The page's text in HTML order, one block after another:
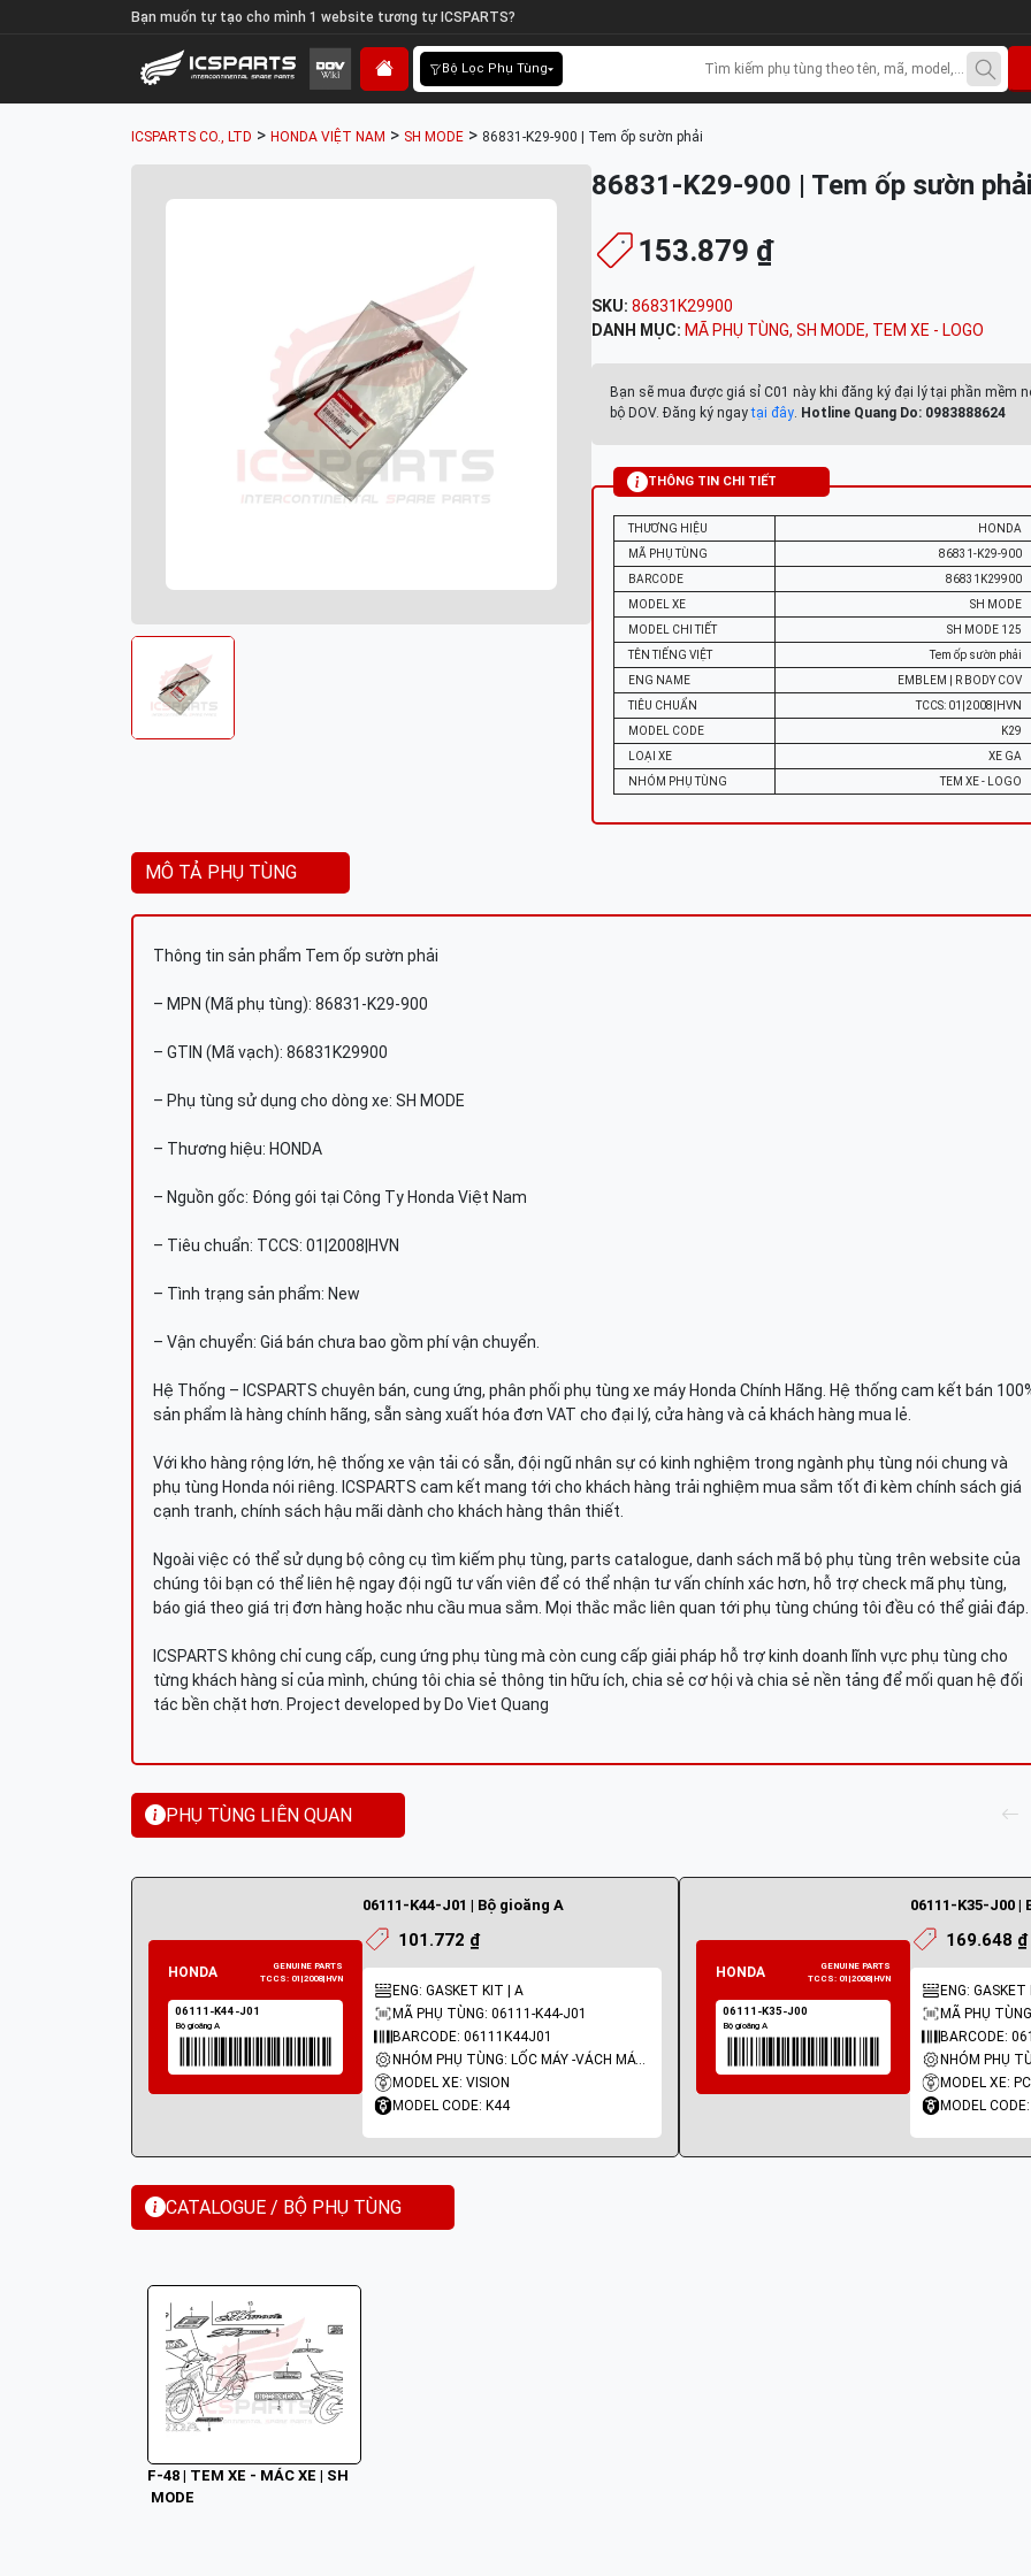
Bạn muốn tự tạo cho mình 1 website tương tự ICSPARTS?
Bộ Lọc Phụ Tùng
ICSPARTS CO., LTD > HONDA VIỆT NAM > SH MODE > 86831-K29-900 | Tem ốp sườn phải
86831-K29-900 | Tem ốp sườn phải
153.879 ₫
SKU: 86831K29900
DANH MỤC: MÃ PHỤ TÙNG, SH MODE, TEM XE - LOGO
Bạn sẽ mua được giá sỉ C01 này khi đăng ký đại lý tại phần mềm
bộ DOV. Đăng ký ngaytại đây. Hotline Quang Do: 0983888624
THÔNG TIN CHI TIẾT
THƯƠNG HIỆU
HONDA
MÃ PHỤ TÙNG
86831-K29-900
BARCODE
86831K29900
MODEL XE
SH MODE
MODEL CHI TIẾT
SH MODE 125
TÊN TIẾNG VIỆT
Tem ốp sườn phải
ENG NAME
EMBLEM | R BODY COV
TIÊU CHUẨN
TCCS: 01|2008|HVN
MODEL CODE
K29
LOẠI XE
XE GA
NHÓM PHỤ TÙNG
TEM XE - LOGO
MÔ TẢ PHỤ TÙNG
Thông tin sản phẩm Tem ốp sườn phải
– MPN (Mã phụ tùng): 86831-K29-900
– GTIN (Mã vạch): 86831K29900
– Phụ tùng sử dụng cho dòng xe: SH MODE
– Thương hiệu: HONDA
– Nguồn gốc: Đóng gói tại Công Ty Honda Việt Nam
– Tiêu chuẩn: TCCS: 01|2008|HVN
– Tình trạng sản phẩm: New
– Vận chuyển: Giá bán chưa bao gồm phí vận chuyển.
Hệ Thống – ICSPARTS chuyên bán, cung ứng, phân phối phụ tùng xe máy Honda Chính Hãng. Hệ thống cam kết bán
sản phẩm là hàng chính hãng, sẵn sàng xuất hóa đơn VAT cho đại lý, cửa hàng và cả khách hàng mua lẻ.
Với kho hàng rộng lớn, hệ thống xe vận tải có sẵn, đội ngũ nhân sự có kinh nghiệm trong ngành phụ tùng nói chung và
phụ tùng Honda nói riêng. ICSPARTS cam kết mang tới cho khách hàng trải nghiệm mua sắm tốt đi kèm chính sách giá
cạnh tranh, chính sách hậu mãi dành cho khách hàng thân thiết.
Ngoài việc có thể sử dụng bộ công cụ tìm kiếm phụ tùng, parts catalogue, danh sách mã bộ phụ tùng trên website của
chúng tôi bạn có thể liên hệ ngay đội ngũ tư vấn viên để có thể nhận tư vấn chính xác hơn, hỗ trợ check mã phụ tùng,
báo giá theo giá trị đơn hàng hoặc nhu cầu mua sắm. Mọi thắc mắc liên quan tới phụ tùng chúng tôi đều có thể giải đáp.
ICSPARTS không chỉ cung cấp, cung ứng phụ tùng mà còn cung cấp giải pháp hỗ trợ kinh doanh lĩnh vực phụ tùng cho
từng khách hàng sỉ của mình, chúng tôi chia sẻ thông tin hữu ích, chia sẻ cơ hội và chia sẻ nền tảng để mối quan hệ đối
tác bền chặt hơn. Project developed by Do Viet Quang
PHỤ TÙNG LIÊN QUAN
06111-K44-J01 | Bộ gioăng A
101.772 ₫
ENG: GASKET KIT | A
MÃ PHỤ TÙNG: 06111-K44-J01
BARCODE: 06111K44J01
NHÓM PHỤ TÙNG: LỐC MÁY -VÁCH MÁY - GIOĂNG MÁY
MODEL XE: VISION
MODEL CODE: K44
06111-K35-J00 |
169.648 ₫
ENG: GASKET
MÃ PHỤ
BARCODE:
MODEL XE:
MODEL
CATALOGUE / BỘ PHỤ TÙNG
F-48 | TEM XE - MÁC XE | SH
MODE